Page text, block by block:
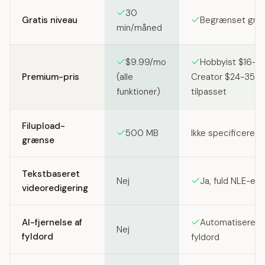
Gratis niveau
30
min/måned
Begrænset
Premium-pris
$9.99/mo
(alle
funktioner)
Hobbyist $16-
Creator $24-35/
tilpasset
Filupload-
grænse
500 MB Ikke specificeret
Tekstbaseret
videoredigering
Nej Ja, fuld NLE-
AI-fjernelse af
fyldord
Nej
Automatiseret
fyldord